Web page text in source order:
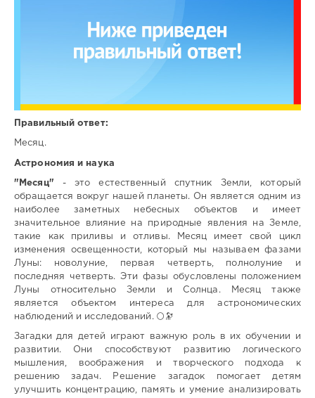
Правильный ответ:
Месяц.
Астрономия и наука
"Месяц" - это естественный спутник Земли, который
обращается вокруг нашей планеты. Он является одним из
наиболее заметных небесных объектов и имеет
значительное влияние на природные явления на Земле,
такие как приливы и отливы. Месяц имеет свой цикл
изменения освещенности, который мы называем фазами
Луны: новолуние, первая четверть, полнолуние и
последняя четверть. Эти фазы обусловлены положением
Луны относительно Земли и Солнца. Месяц также
является объектом интереса для астрономических
наблюдений и исследований. 🌕🔭
Загадки для детей играют важную роль в их обучении и
развитии. Они способствуют развитию логического
мышления, воображения и творческого подхода к
решению задач. Решение загадок помогает детям
улучшить концентрацию, память и умение анализировать